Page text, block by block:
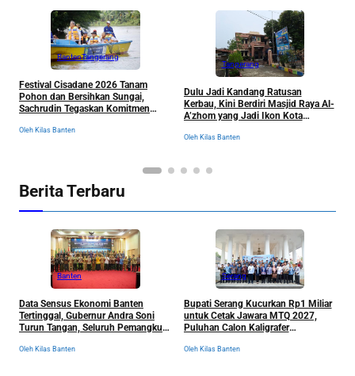
BantenTangerang
Festival Cisadane 2026 Tanam
Pohon dan Bersihkan Sungai,
Sachrudin Tegaskan Komitmen
Oleh Kilas Banten
Tangerang
Dulu Jadi Kandang Ratusan
Kerbau, Kini Berdiri Masjid Raya Al-
A’zhom yang Jadi Ikon Kota
Oleh Kilas Banten
Berita Terbaru
Banten
Data Sensus Ekonomi Banten
Tertinggal, Gubernur Andra Soni
Turun Tangan, Seluruh Pemangku
Dikumpulkan
Oleh Kilas Banten
Serang
Bupati Serang Kucurkan Rp1 Miliar
untuk Cetak Jawara MTQ 2027,
Puluhan Calon Kaligrafer
Oleh Kilas Banten